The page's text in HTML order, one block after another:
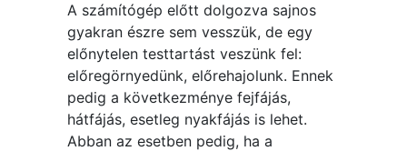
A számítógép előtt dolgozva sajnos
gyakran észre sem vesszük, de egy
előnytelen testtartást veszünk fel:
előregörnyedünk, előrehajolunk. Ennek
pedig a következménye fejfájás,
hátfájás, esetleg nyakfájás is lehet.
Abban az esetben pedig, ha a